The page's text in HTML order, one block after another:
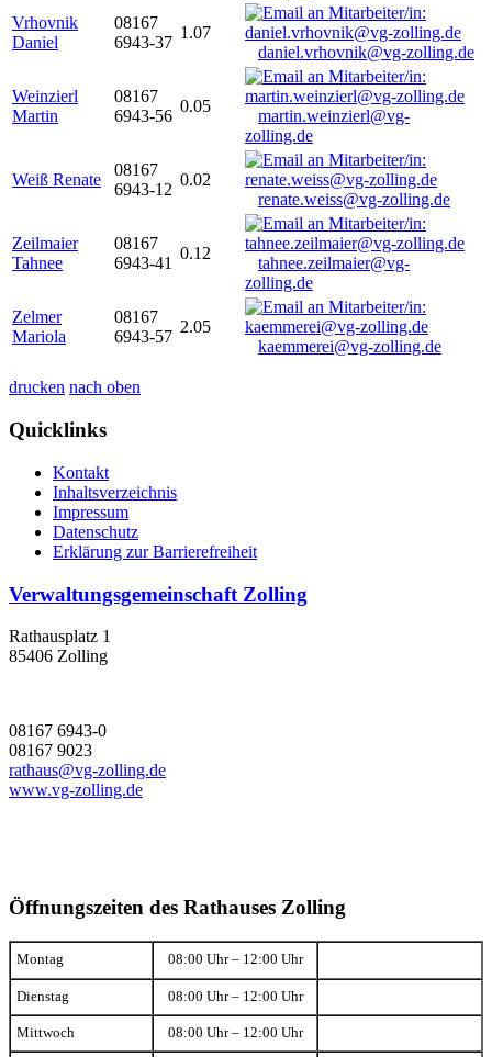
Vrhovnik
Daniel
08167
6943-37
1.07
daniel.vrhovnik@vg-zolling.de
Weinzierl
Martin
08167
6943-56
0.05
martin.weinzierl@vg-
zolling.de
Weiß Renate
08167
6943-12
0.02
renate.weiss@vg-zolling.de
Zeilmaier
Tahnee
08167
6943-41
0.12
tahnee.zeilmaier@vg-
zolling.de
Zelmer
Mariola
08167
6943-57
2.05
kaemmerei@vg-zolling.de
drucken nach oben
Quicklinks
Kontakt
Inhaltsverzeichnis
Impressum
Datenschutz
Erklärung zur Barrierefreiheit
Verwaltungsgemeinschaft Zolling
Rathausplatz 1
85406 Zolling
08167 6943-0
08167 9023
rathaus@vg-zolling.de
www.vg-zolling.de
Öffnungszeiten des Rathauses Zolling
Montag 08:00 Uhr – 12:00 Uhr
Dienstag 08:00 Uhr – 12:00 Uhr
Mittwoch 08:00 Uhr – 12:00 Uhr